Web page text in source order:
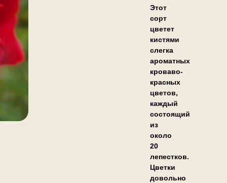
Этот
сорт
цветет
кистями
слегка
ароматных
кроваво-
красных
цветов,
каждый
состоящий
из
около
20
лепестков.
Цветки
довольно